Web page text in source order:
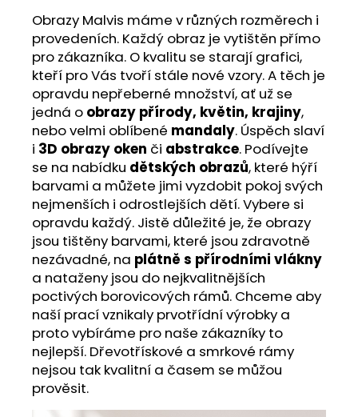
Obrazy Malvis máme v různých rozměrech i
provedeních. Každý obraz je vytištěn přímo
pro zákazníka. O kvalitu se starají grafici,
kteří pro Vás tvoří stále nové vzory. A těch je
opravdu nepřeberné množství, ať už se
jedná o obrazy přírody, květin, krajiny,
nebo velmi oblíbené mandaly. Úspěch slaví
i 3D obrazy oken či abstrakce. Podívejte
se na nabídku dětských obrazů, které hýří
barvami a můžete jimi vyzdobit pokoj svých
nejmenších i odrostlejších dětí. Vybere si
opravdu každý. Jistě důležité je, že obrazy
jsou tištěny barvami, které jsou zdravotně
nezávadné, na plátně s přírodními vlákny
a nataženy jsou do nejkvalitnějších
poctivých borovicových rámů. Chceme aby
naší prací vznikaly prvotřídní výrobky a
proto vybíráme pro naše zákazníky to
nejlepší. Dřevotřískové a smrkové rámy
nejsou tak kvalitní a časem se můžou
prověsit.